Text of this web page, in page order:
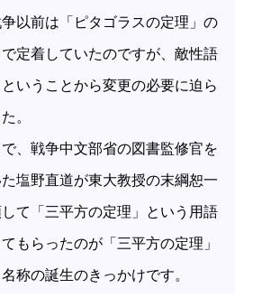
以前は「ピタゴラスの定理」の
定着していたのですが、敵性語
いうことから変更の必要に迫ら
。
、戦争中文部省の図書監修官を
た塩野直道が東大教授の末綱恕一
て「三平方の定理」という用語
もらったのが「三平方の定理」
称の誕生のきっかけです。